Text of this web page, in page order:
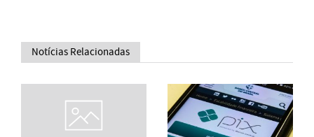
Notícias Relacionadas